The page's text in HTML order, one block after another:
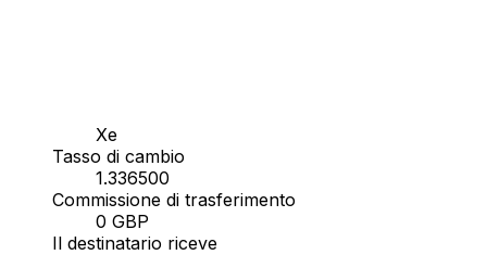
Xe
Tasso di cambio
1.336500
Commissione di trasferimento
0 GBP
Il destinatario riceve